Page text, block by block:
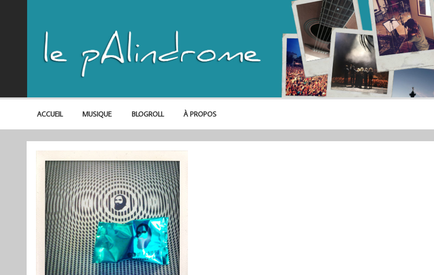
ACCUEIL MUSIQUE BLOGROLL À PROPOS